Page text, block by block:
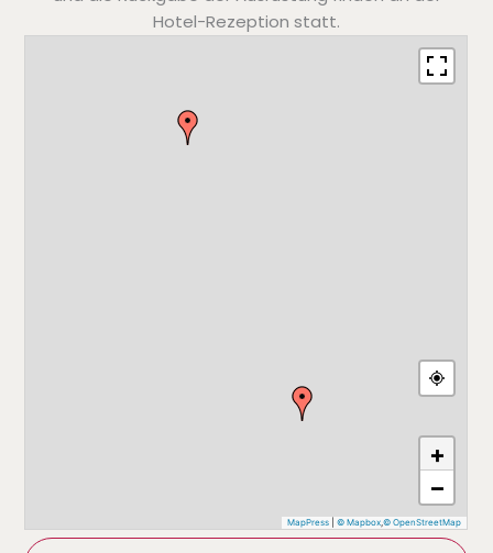
Hotel-Rezeption statt.